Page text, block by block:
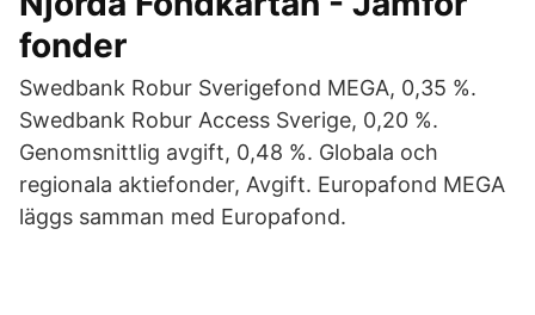
fonder
Swedbank Robur Sverigefond MEGA, 0,35 %.
Swedbank Robur Access Sverige, 0,20 %.
Genomsnittlig avgift, 0,48 %. Globala och
regionala aktiefonder, Avgift. Europafond MEGA
läggs samman med Europafond.